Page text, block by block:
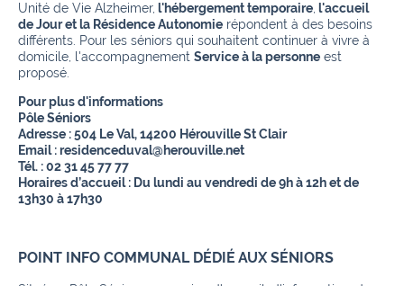
Unité de Vie Alzheimer, l'hébergement temporaire l'accueil
de Jour et la Résidence Autonomie répondent à des besoins
différents. Pour les séniors qui souhaitent continuer à vivre à
domicile, l'accompagnement Service à la personne est
proposé.
Pour plus d'informations
Pôle Séniors
Adresse : 504 Le Val, 14200 Hérouville St Clair
Email : residenceduval@herouville.net
Tél. : 02 31 45 77 77
Horaires d’accueil : Du lundi au vendredi de 9h à 12h et de
13h30 à 17h30
POINT INFO COMMUNAL DÉDIÉ AUX SÉNIORS